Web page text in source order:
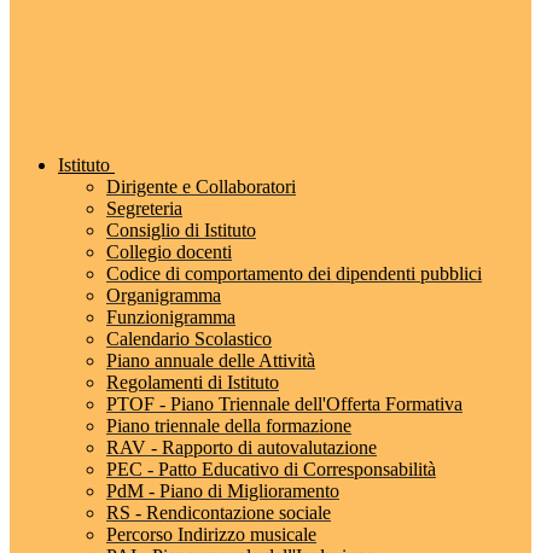
Istituto
Dirigente e Collaboratori
Segreteria
Consiglio di Istituto
Collegio docenti
Codice di comportamento dei dipendenti pubblici
Organigramma
Funzionigramma
Calendario Scolastico
Piano annuale delle Attività
Regolamenti di Istituto
PTOF - Piano Triennale dell'Offerta Formativa
Piano triennale della formazione
RAV - Rapporto di autovalutazione
PEC - Patto Educativo di Corresponsabilità
PdM - Piano di Miglioramento
RS - Rendicontazione sociale
Percorso Indirizzo musicale